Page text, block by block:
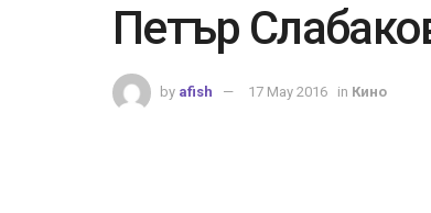
Петър
by afish 17 May 2016 in Кино